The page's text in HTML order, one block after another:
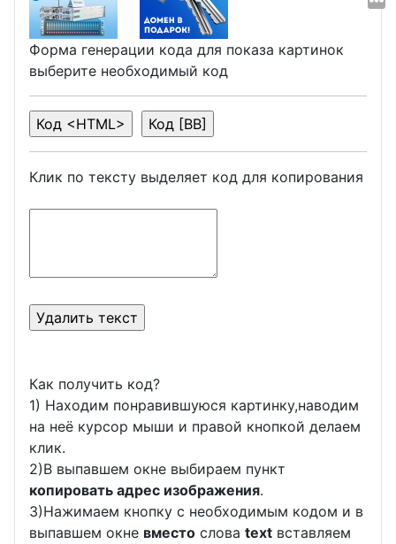
Форма генерации кода для показа картинок
выберите необходимый код
Клик по тексту выделяет код для копирования
Как получить код?
1) Находим понравившуюся картинку,наводим
на неё курсор мыши и правой кнопкой делаем
клик.
2)В выпавшем окне выбираем пункт
копировать адрес изображения.
3)Нажимаем кнопку с необходимым кодом и в
выпавшем окне вместо слова text вставляем